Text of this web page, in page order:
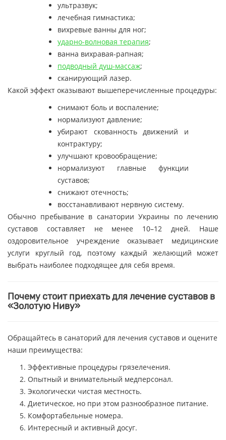
ультразвук;
лечебная гимнастика;
вихревые ванны для ног;
ударно-волновая терапия;
ванна вихравая-рапная;
подводный душ-массаж;
сканирующий лазер.
Какой эффект оказывают вышеперечисленные процедуры:
снимают боль и воспаление;
нормализуют давление;
убирают скованность движений и
контрактуру;
улучшают кровообращение;
нормализуют главные функции
суставов;
снижают отечность;
восстанавливают нервную систему.
Обычно пребывание в санатории Украины по лечению
суставов составляет не менее 10–12 дней. Наше
оздоровительное учреждение оказывает медицинские
услуги круглый год, поэтому каждый желающий может
выбрать наиболее подходящее для себя время.
Почему стоит приехать для лечение суставов в
«Золотую Ниву»
Обращайтесь в санаторий для лечения суставов и оцените
наши преимущества:
Эффективные процедуры грязелечения.
Опытный и внимательный медперсонал.
Экологически чистая местность.
Диетическое, но при этом разнообразное питание.
Комфортабельные номера.
Интересный и активный досуг.